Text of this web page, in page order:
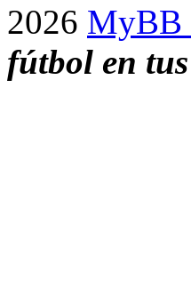
2026 MyBB
fútbol en